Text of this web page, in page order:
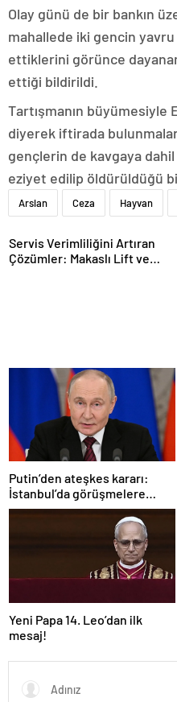
Olay günü de bir bankın
mahallede iki gencin
ettiklerini görünce
ettiği bildirildi.
Tartışmanın büyümesiyle
diyerek iftirada
gençlerin de kavgaya
eziyet edilip öldürüldüğü
Arslan Ceza Hayvan
Servis Verimliliğini Artıran
Çözümler: Makaslı Lift ve
Putin’den ateşkes kararı:
İstanbul’da görüşmelere
başlamayı öneriyoruz
Yeni Papa 14. Leo’dan ilk
mesaj!